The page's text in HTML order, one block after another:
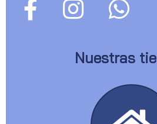
Nuestras